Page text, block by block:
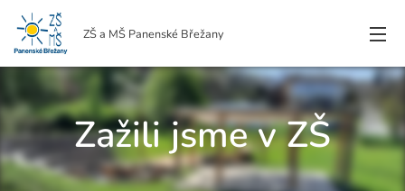
ZŠ a MŠ Panenské Břežany
Zažili jsme v ZŠ